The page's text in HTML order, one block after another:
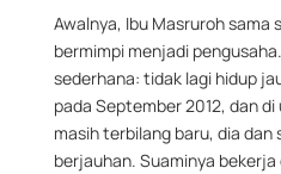
Awalnya, Ibu Masruroh sama
bermimpi menjadi
sederhana: tidak lagi hidup
pada September 2012, dan
masih terbilang baru, dia dan
berjauhan. Suaminya